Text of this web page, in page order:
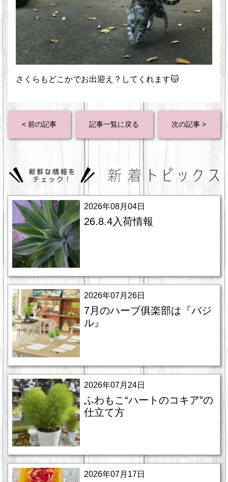
さくらもどこかでお出迎え？してくれます😽
< 前の記事 記事一覧に戻る 次の記事 >
2026年08月04日
26.8.4入荷情報
2026年07月26日
7月のハーブ俱楽部は『バジ
ル』
2026年07月24日
ふわもこ“ハートのコキア”の
仕立て方
2026年07月17日